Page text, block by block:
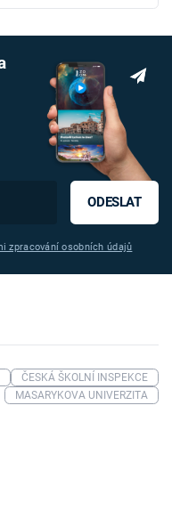
ODESLAT
zpracování osobních údajů
ČESKÁ ŠKOLNÍ INSPEKCE
MASARYKOVA UNIVERZITA